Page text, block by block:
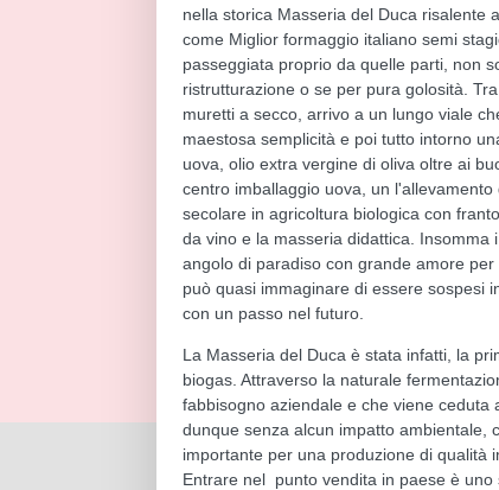
nella storica Masseria del Duca risalente
come Miglior formaggio italiano semi
passeggiata proprio da quelle parti, non
ristrutturazione o se per pura golosità.
muretti a secco, arrivo a un lungo viale
maestosa semplicità e poi tutto intorno
uova, olio extra vergine di oliva oltre ai
centro imballaggio uova, un
secolare in agricoltura biologica con
da vino e la masseria didattica.
angolo di paradiso con grande amore
può quasi immaginare di essere sospesi
con un passo nel futuro.
La Masseria del Duca è stata infatti, la
biogas. Attraverso la naturale
fabbisogno aziendale e che viene
dunque senza alcun impatto ambientale,
importante per una produzione di qualità
Entrare nel punto vendita in paese è